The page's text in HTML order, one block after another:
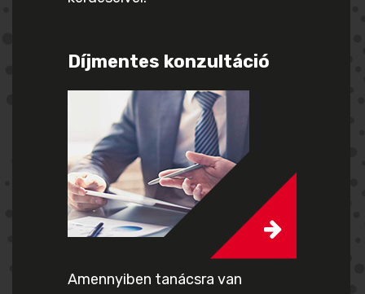
Díjmentes konzultáció
Amennyiben tanácsra van